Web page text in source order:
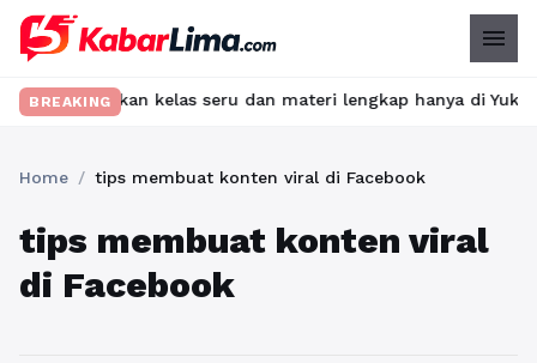
menu
BREAKINGkelas seru dan materi lengkap hanya di
Home / tips membuat konten viral di Facebook
tips membuat konten viral
di Facebook